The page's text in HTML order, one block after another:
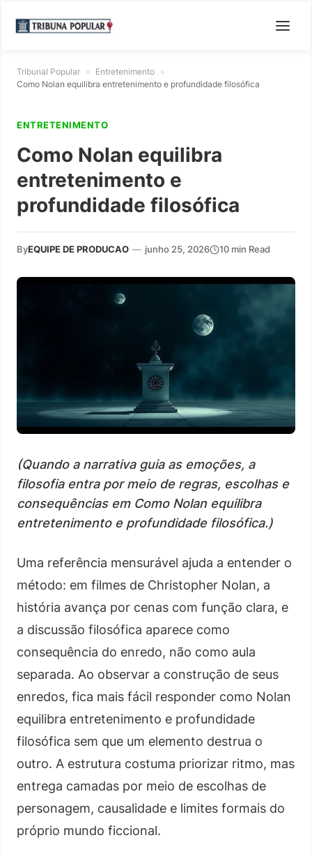
Tribunal Popular » Entretenimento »
Como Nolan equilibra entretenimento e profundidade filosófica
ENTRETENIMENTO
Como Nolan equilibra
entretenimento e
profundidade filosófica
ByEQUIPE DE PRODUCAO — junho 25, 2026 10 min Read
(Quando a narrativa guia as emoções, a
filosofia entra por meio de regras, escolhas e
consequências em Como Nolan equilibra
entretenimento e profundidade filosófica.)
Uma referência mensurável ajuda a entender o
método: em filmes de Christopher Nolan, a
história avança por cenas com função clara, e
a discussão filosófica aparece como
consequência do enredo, não como aula
separada. Ao observar a construção de seus
enredos, fica mais fácil responder como Nolan
equilibra entretenimento e profundidade
filosófica sem que um elemento destrua o
outro. A estrutura costuma priorizar ritmo, mas
entrega camadas por meio de escolhas de
personagem, causalidade e limites formais do
próprio mundo ficcional.